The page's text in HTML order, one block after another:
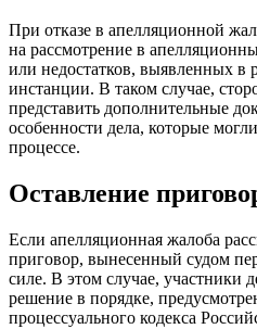
При отказе в апелляционной
на рассмотрение в
или недостатков, выявленных в
инстанции. В таком случае,
представить дополнительные
особенности дела, которые
процессе.
Оставление
Если апелляционная жалоба
приговор, вынесенный судом
силе. В этом случае, участники
решение в порядке,
процессуального кодекса